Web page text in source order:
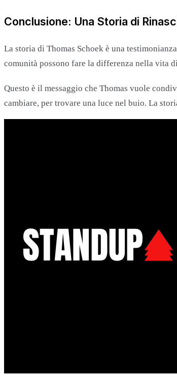
Conclusione: Una Storia di
La storia di Thomas Schoek è una
comunità possono fare la differenza nella vita
Questo è il messaggio che Thomas vuole
cambiare, per trovare una luce nel buio. La